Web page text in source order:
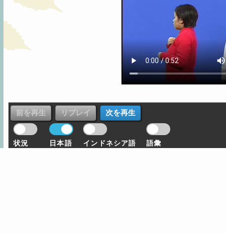
状況 日本語 インドネシア語 語彙